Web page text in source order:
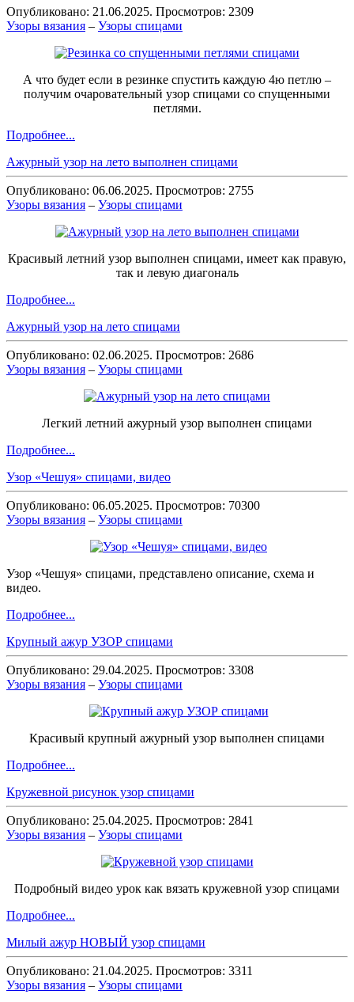
Опубликовано: 21.06.2025. Просмотров: 2309
Узоры вязания – Узоры спицами
А что будет если в резинке спустить каждую 4ю петлю –
получим очаровательный узор спицами со спущенными
петлями.
Подробнее...
Ажурный узор на лето выполнен спицами
Опубликовано: 06.06.2025. Просмотров: 2755
Узоры вязания – Узоры спицами
Красивый летний узор выполнен спицами, имеет как правую,
так и левую диагональ
Подробнее...
Ажурный узор на лето спицами
Опубликовано: 02.06.2025. Просмотров: 2686
Узоры вязания – Узоры спицами
Легкий летний ажурный узор выполнен спицами
Подробнее...
Узор «Чешуя» спицами, видео
Опубликовано: 06.05.2025. Просмотров: 70300
Узоры вязания – Узоры спицами
Узор «Чешуя» спицами, представлено описание, схема и
видео.
Подробнее...
Крупный ажур УЗОР спицами
Опубликовано: 29.04.2025. Просмотров: 3308
Узоры вязания – Узоры спицами
Красивый крупный ажурный узор выполнен спицами
Подробнее...
Кружевной рисунок узор спицами
Опубликовано: 25.04.2025. Просмотров: 2841
Узоры вязания – Узоры спицами
Подробный видео урок как вязать кружевной узор спицами
Подробнее...
Милый ажур НОВЫЙ узор спицами
Опубликовано: 21.04.2025. Просмотров: 3311
Узоры вязания – Узоры спицами